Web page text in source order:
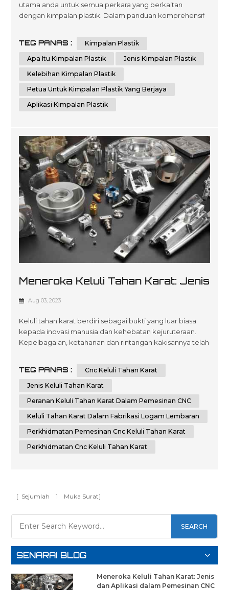
utama anda untuk semua perkara yang berkaitan
dengan kimpalan plastik. Dalam panduan komprehensif
kimpalan plastik. Sama ada anda seorang pengimpal
profesional atau peminat DIY, matlamat kami adalah
TEG PANAS :
Kimpalan Plastik
Apa Itu Kimpalan Plastik
Jenis Kimpalan Plastik
Kelebihan Kimpalan Plastik
Petua Untuk Kimpalan Plastik Yang Berjaya
Aplikasi Kimpalan Plastik
Meneroka Keluli Tahan Karat: Jenis
Dan Aplikasi Dalam Pemesinan
Lembaran
Aug 03, 2023
Keluli tahan karat berdiri sebagai bukti yang luar biasa
kepada inovasi manusia dan kehebatan kejuruteraan.
Kepelbagaian, ketahanan dan rintangan kakisannya telah
perjalanan untuk membedah jenis keluli tahan karat dan
menyelidiki peranan pentingnya dalam pemesinan CNC
TEG PANAS :
Cnc Keluli Tahan Karat
Jenis Keluli Tahan Karat
Peranan Keluli Tahan Karat Dalam Pemesinan CNC
Keluli Tahan Karat Dalam Fabrikasi Logam Lembaran
Perkhidmatan Pemesinan Cnc Keluli Tahan Karat
Perkhidmatan Cnc Keluli Tahan Karat
[ Sejumlah 1 Muka Surat]
SEARCH
SENARAI BLOG
Meneroka Keluli Tahan Karat: Jenis
dan Aplikasi dalam Pemesinan CNC